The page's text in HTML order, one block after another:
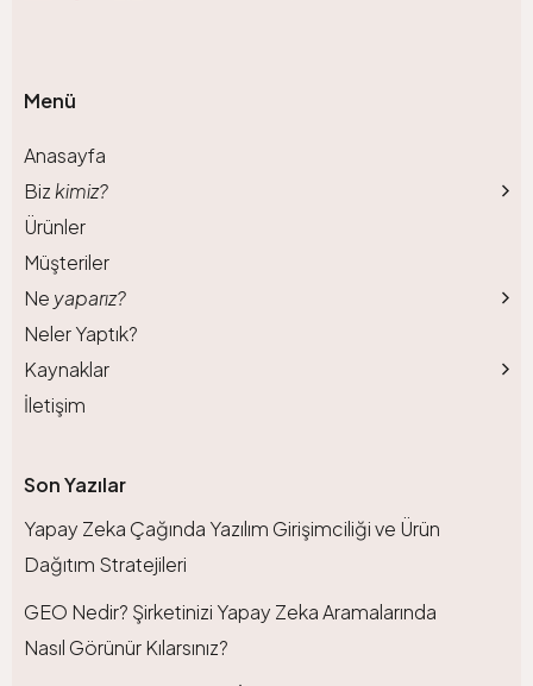
Menü
Anasayfa
Biz kimiz?
Ürünler
Müşteriler
Ne yaparız?
Neler Yaptık?
Kaynaklar
İletişim
Son Yazılar
Yapay Zeka Çağında Yazılım Girişimciliği ve Ürün
Dağıtım Stratejileri
GEO Nedir? Şirketinizi Yapay Zeka Aramalarında
Nasıl Görünür Kılarsınız?